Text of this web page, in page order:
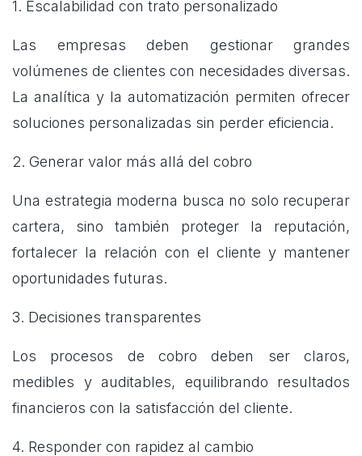
1. Escalabilidad con trato personalizado
Las empresas deben gestionar grandes
volúmenes de clientes con necesidades diversas.
La analítica y la automatización permiten ofrecer
soluciones personalizadas sin perder eficiencia.
2. Generar valor más allá del cobro
Una estrategia moderna busca no solo recuperar
cartera, sino también proteger la reputación,
fortalecer la relación con el cliente y mantener
oportunidades futuras.
3. Decisiones transparentes
Los procesos de cobro deben ser claros,
medibles y auditables, equilibrando resultados
financieros con la satisfacción del cliente.
4. Responder con rapidez al cambio